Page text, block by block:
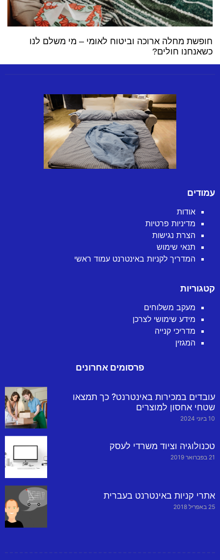
חופשת מחלה ארוכה וביטוח לאומי – מי משלם לנו
כשאנחנו חולים?
עמודים
אודות
מדיניות פרטיות
הצרת נגישות
תנאי שימוש
המדריך לקניות באינטרנט עמוד ראשי
קטגוריות
מעקב משלוחים
מידע שימושי לצרכן
מדריכי קנייה
המגזין
פרסומים אחרונים
עובדים במכירות באינטרנט? כך תמצאו
שטחי אחסון למוצרים
10 ביוני 2024
טכנולוגיה וציוד משרדי לעסק
21 בפברואר 2019
אתרי קניות באינטרנט בעברית
25 באפריל 2018